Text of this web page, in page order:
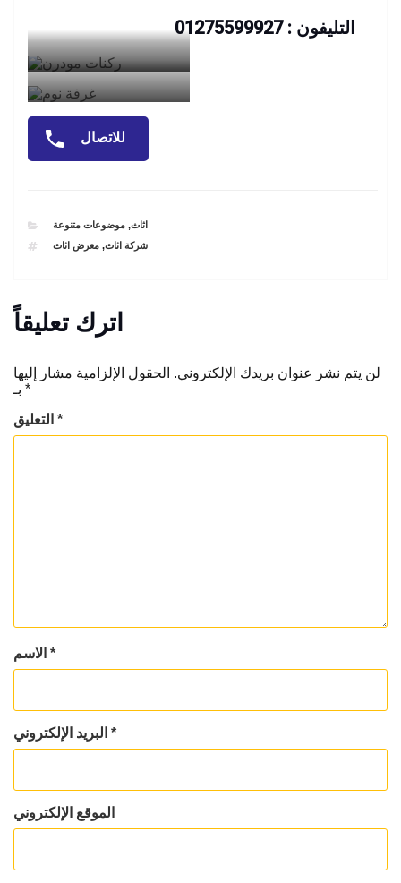
التليفون : 01275599927
للاتصال
CATEGORIES اثاث,موضوعات متنوعة
TAGS
شركة اثاث,معرض اثاث
اترك تعليقاً
لن يتم نشر عنوان بريدك الإلكتروني. الحقول الإلزامية مشار إليها
*
*
*
*
الموقع الإلكتروني